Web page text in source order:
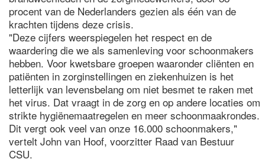
procent van de Nederlanders gezien als één van de
krachten tijdens deze crisis.
"Deze cijfers weerspiegelen het respect en de
waardering die we als samenleving voor schoonmakers
hebben. Voor kwetsbare groepen waaronder cliënten en
patiënten in zorginstellingen en ziekenhuizen is het
letterlijk van levensbelang om niet besmet te raken met
het virus. Dat vraagt in de zorg en op andere locaties om
strikte hygiënemaatregelen en meer schoonmaakrondes.
Dit vergt ook veel van onze 16.000 schoonmakers,"
vertelt John van Hoof, voorzitter Raad van Bestuur
CSU.